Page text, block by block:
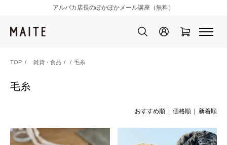
アルパカ店長のぽかぽかメール講座（無料）
TOP 雑貨・食品 / 毛糸
毛糸
おすすめ順 | 価格順 新着順